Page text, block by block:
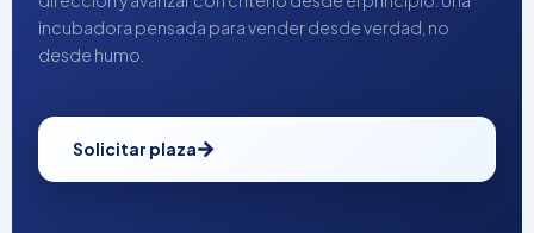
incubadora pensada para vender desde verdad, no
desde humo.
Solicitar plaza